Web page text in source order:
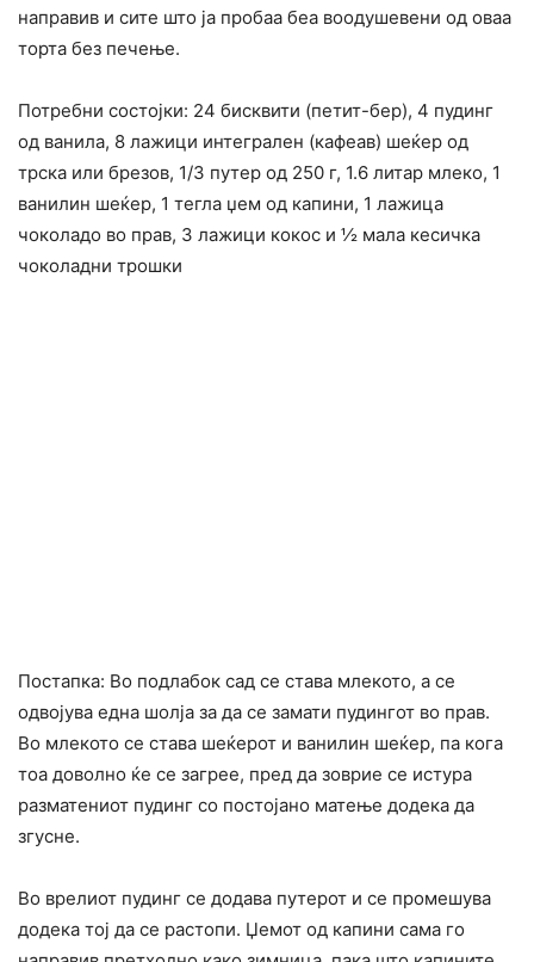
направив и сите што ја пробаа беа воодушевени од оваа
торта без печење.
Потребни состојки: 24 бисквити (петит-бер), 4 пудинг
од ванила, 8 лажици интегрален (кафеав) шеќер од
трска или брезов, 1/3 путер од 250 г, 1.6 литар млеко, 1
ванилин шеќер, 1 тегла џем од капини, 1 лажица
чоколадо во прав, 3 лажици кокос и ½ мала кесичка
чоколадни трошки
Постапка: Во подлабок сад се става млекото, а се
одвојува една шолја за да се замати пудингот во прав.
Во млекото се става шеќерот и ванилин шеќер, па кога
тоа доволно ќе се загрее, пред да зоврие се истура
разматениот пудинг со постојано матење додека да
згусне.
Во врелиот пудинг се додава путерот и се промешува
додека тој да се растопи. Џемот од капини сама го